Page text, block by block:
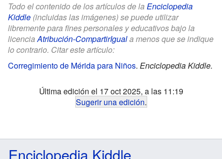
Todo el contenido de los artículos de la Enciclopedia
Kiddle (incluidas las imágenes) se puede utilizar
libremente para fines personales y educativos bajo la
licenciaAtribución-CompartirIguala menos que se indique
lo contrario. Citar este artículo:
Corregimiento de Mérida para Niños. Enciclopedia Kiddle.
Última edición el 17 oct 2025, a las 11:19
Sugerir una edición.
Enciclopedia Kiddle